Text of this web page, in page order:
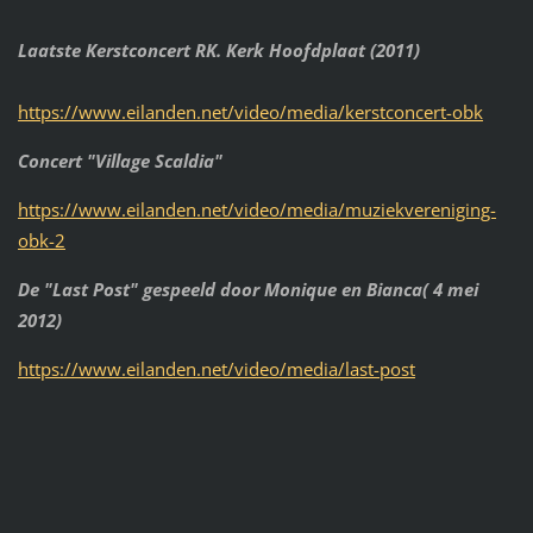
Laatste Kerstconcert RK. Kerk Hoofdplaat (2011)
https://www.eilanden.net/video/media/kerstconcert-obk
Concert "Village Scaldia"
https://www.eilanden.net/video/media/muziekvereniging-
obk-2
De "Last Post" gespeeld door Monique en Bianca( 4 mei
2012)
https://www.eilanden.net/video/media/last-post